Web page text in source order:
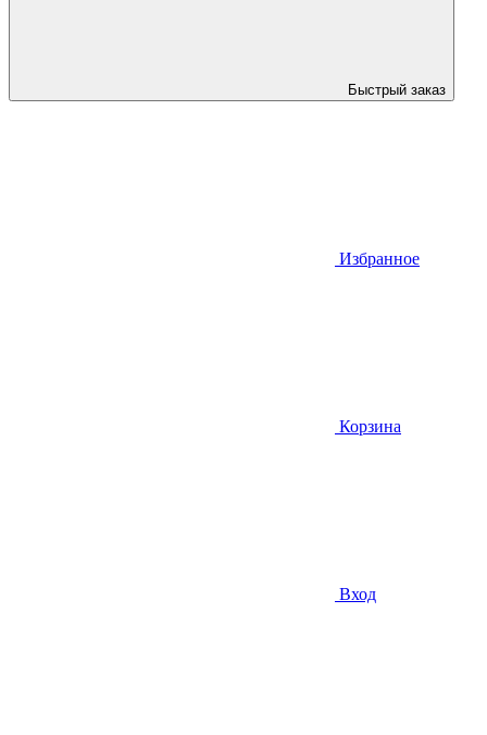
Быстрый заказ
Избранное
Корзина
Вход